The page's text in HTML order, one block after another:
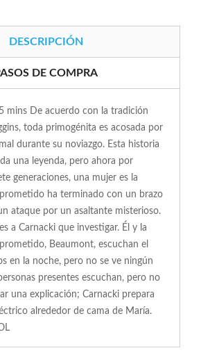
DESCRIPCIÓN
DE COMPRA
mins De acuerdo con la tradición
toda primogénita es acosada por
durante su noviazgo. Esta historia
una leyenda, pero ahora por
generaciones, una mujer es la
ha terminado con un brazo
ataque por un asaltante misterioso.
a Carnacki que investigar. Él y la
Beaumont, escuchan el
en la noche, pero no se ve ningún
presentes escuchan, pero no
una explicación; Carnacki prepara
alrededor de cama de María.